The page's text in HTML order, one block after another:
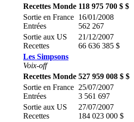
Recettes Monde 118 975 700 $ $
Sortie en France
Entrées
16/01/2008
562 267
Sortie aux US
Recettes
21/12/2007
66 636 385 $
Les Simpsons
Voix-off
Recettes Monde 527 959 008 $ $
Sortie en France
Entrées
25/07/2007
3 561 697
Sortie aux US
Recettes
27/07/2007
184 023 000 $